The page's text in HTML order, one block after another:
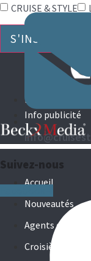
Suivez-nous
CRUISE & STYLE
S'INSCRIRE
Directeur
Info publicité
Accueil
Nouveautés
Agents de
Croisières de